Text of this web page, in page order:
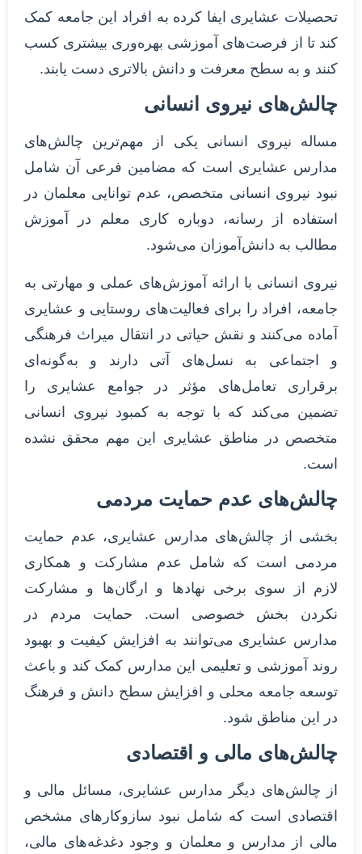
تحصیلات عشایری ایفا کرده به افراد این جامعه کمک
کند تا از فرصت‌های آموزشی بهره‌وری بیشتری کسب
کنند و به سطح معرفت و دانش بالاتری دست یابند.
چالش‌های نیروی انسانی
مساله نیروی انسانی یکی از مهم‌ترین چالش‌های
مدارس عشایری است که مضامین فرعی آن شامل
نبود نیروی انسانی متخصص، عدم توانایی معلمان در
استفاده از رسانه، دوباره کاری معلم در آموزش
مطالب به دانش‌آموزان می‌شود.
نیروی انسانی با ارائه آموزش‌های عملی و مهارتی به
جامعه، افراد را برای فعالیت‌های روستایی و عشایری
آماده می‌کنند و نقش حیاتی در انتقال میراث فرهنگی
و اجتماعی به نسل‌های آتی دارند و به‌گونه‌ای
برقراری تعامل‌های مؤثر در جوامع عشایری را
تضمین می‌کند که با توجه به کمبود نیروی انسانی
متخصص در مناطق عشایری این مهم محقق نشده
است.
چالش‌های عدم حمایت مردمی
بخشی از چالش‌های مدارس عشایری، عدم حمایت
مردمی است که شامل عدم مشارکت و همکاری
لازم از سوی برخی نهادها و ارگان‌ها و مشارکت
نکردن بخش خصوصی است. حمایت مردم در
مدارس عشایری می‌توانند به افزایش کیفیت و بهبود
روند آموزشی و تعلیمی این مدارس کمک کند و باعث
توسعه جامعه محلی و افزایش سطح دانش و فرهنگ
در این مناطق شود.
چالش‌های مالی و اقتصادی
از چالش‌های دیگر مدارس عشایری، مسائل مالی و
اقتصادی است که شامل نبود سازوکارهای مشخص
مالی از مدارس و معلمان و وجود دغدغه‌های مالی،